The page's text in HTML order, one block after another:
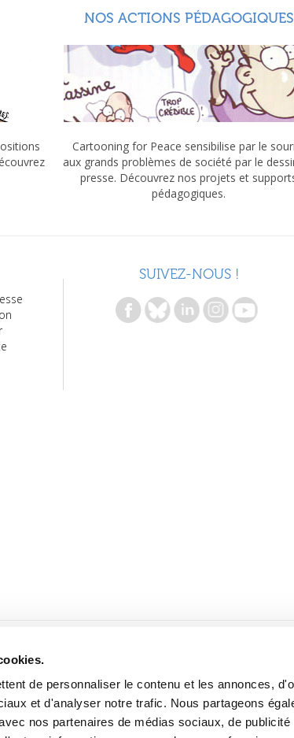
de personnaliser le contenu et les annonces,
et d'analyser notre trafic. Nous partageons
nos partenaires de médias sociaux, de
NOS ACTIONS PÉDAGOGIQUES
Cartooning for Peace sensibilise par le
aux grands problèmes de société par le
presse. Découvrez nos projets et
pédagogiques.
SUIVEZ-NOUS !